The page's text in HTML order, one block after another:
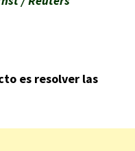
es resolver las